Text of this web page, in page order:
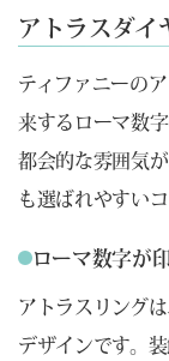
アトラスダイ
ティファニーの
来するローマ数
都会的な雰囲気
も選ばれやすい
ローマ数字が
アトラスリング
デザインです。